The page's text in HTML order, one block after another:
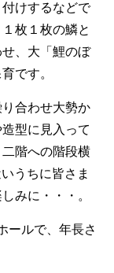
けするなどで
枚１枚の鱗と
、大「鯉のぼ
です。
合わせ大勢か
型に見入って
階への階段横
うちに皆さま
みに・・・。
ールで、年長さ